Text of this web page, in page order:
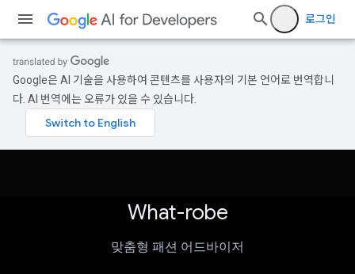
로그인
Google은 AI 기술을 사용하여 콘텐츠를 사용자의 기본 언어로 번역합니
다. AI 번역에는 오류가 있을 수 있습니다.
What-robe
맞춤형 패션 어드바이저